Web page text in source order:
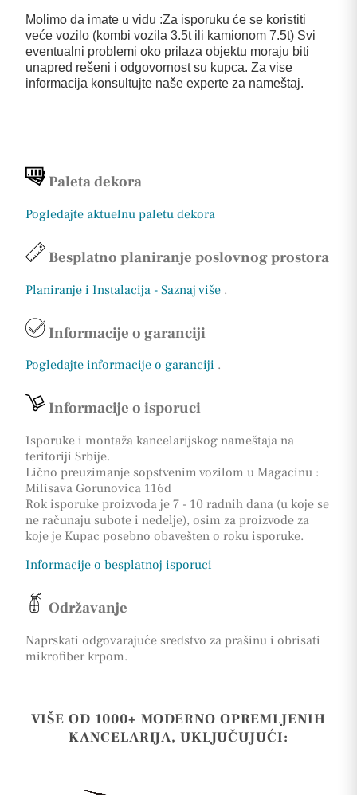
Molimo da imate u vidu :Za isporuku će se koristiti
veće vozilo (kombi vozila 3.5t ili kamionom 7.5t) Svi
eventualni problemi oko prilaza objektu moraju biti
unapred rešeni i odgovornost su kupca. Za vise
informacija konsultujte naše experte za nameštaj.
Paleta dekora
Pogledajte aktuelnu paletu dekora
Besplatno planiranje poslovnog prostora
Planiranje i Instalacija - Saznaj više .
Informacije o garanciji
Pogledajte informacije o garanciji .
Informacije o isporuci
Isporuke i montaža kancelarijskog nameštaja na
teritoriji Srbije.
Lično preuzimanje sopstvenim vozilom u Magacinu :
Milisava Gorunovica 116d
Rok isporuke proizvoda je 7 - 10 radnih dana (u koje se
ne računaju subote i nedelje), osim za proizvode za
koje je Kupac posebno obavešten o roku isporuke.
Informacije o besplatnoj isporuci
Održavanje
Naprskati odgovarajuće sredstvo za prašinu i obrisati
mikrofiber krpom.
VIŠE OD 1000+ MODERNO OPREMLJENIH
KANCELARIJA, UKLJUČUJUĆI: